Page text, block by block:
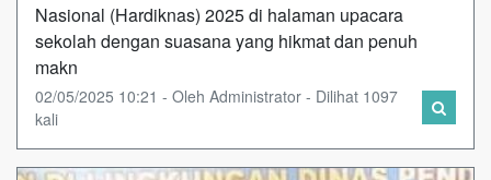
Nasional (Hardiknas) 2025 di halaman upacara
sekolah dengan suasana yang hikmat dan penuh
makn
02/05/2025 10:21 - Oleh Administrator - Dilihat 1097
kali